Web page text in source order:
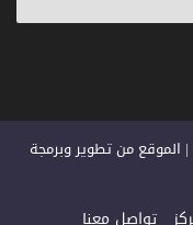
محفوظة | الموقع من تطوير وبرمجة